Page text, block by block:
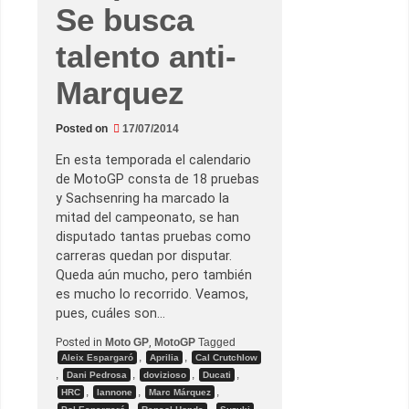
l
M
s
e
l
l
v
a
a
p
o
l
e
M
o
t
o
G
Se busca
talento anti-
Marquez
Posted on 17/07/2014
En esta temporada el calendario
de MotoGP consta de 18 pruebas
y Sachsenring ha marcado la
mitad del campeonato, se han
disputado tantas pruebas como
carreras quedan por disputar.
Queda aún mucho, pero también
es mucho lo recorrido. Veamos,
pues, cuáles son…
Posted in Moto GP, MotoGP Tagged
Aleix Espargaró , Aprilia , Cal Crutchlow
, Dani Pedrosa , dovizioso , Ducati ,
HRC , Iannone , Marc Márquez ,